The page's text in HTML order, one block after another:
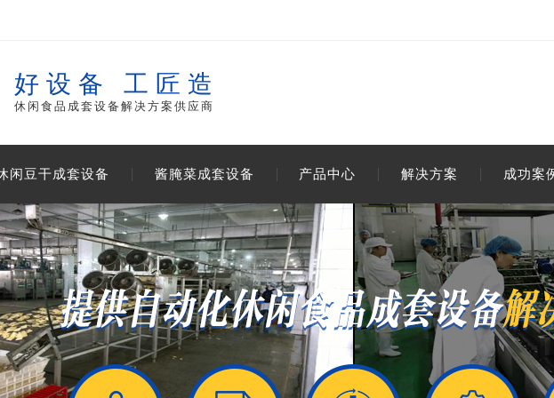
好设备 工匠造
休闲食品成套设备解决方案供应商
闲豆干成套设备 酱腌菜成套设备 产品中心 解决方案 成功案